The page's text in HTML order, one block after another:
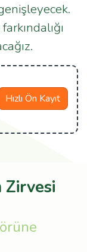
Hızlı Ön Kayıt
Zirvesi